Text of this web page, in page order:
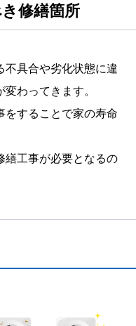
修繕箇所
不具合や劣化状態に違
わってきます。
をすることで家の寿命
繕工事が必要となるの